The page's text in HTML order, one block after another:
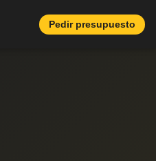
Pedir presupuesto